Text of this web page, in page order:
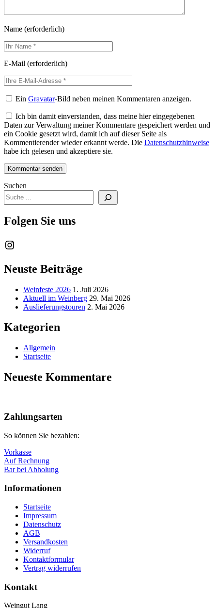
Name (erforderlich)
E-Mail (erforderlich)
EinGravatar-Bild neben meinen Kommentaren anzeigen.
Ich bin damit einverstanden, dass meine hier eingegebenen
Daten zur Verwaltung meiner Kommentare gespeichert werden und
ein Cookie gesetzt wird, damit ich auf dieser Seite als
Kommentierender wieder erkannt werde. Die Datenschutzhinweise
habe ich gelesen und akzeptiere sie.
Suchen
Folgen Sie uns
Instagram
Neuste Beiträge
Weinfeste 2026 1. Juli 2026
Aktuell im Weinberg 29. Mai 2026
Auslieferungstouren 2. Mai 2026
Kategorien
Allgemein
Startseite
Neueste Kommentare
oben
Zahlungsarten
So können Sie bezahlen:
Vorkasse
Auf Rechnung
Bar bei Abholung
Informationen
Startseite
Impressum
Datenschutz
AGB
Versandkosten
Widerruf
Kontaktformular
Vertrag widerrufen
Kontakt
Weingut Lang